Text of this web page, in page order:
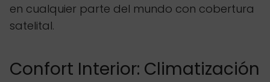
en cualquier parte del mundo con cobertura
satelital.
Confort Interior: Climatización